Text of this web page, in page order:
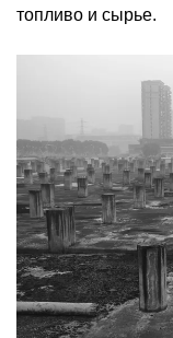
топливо и сырье.